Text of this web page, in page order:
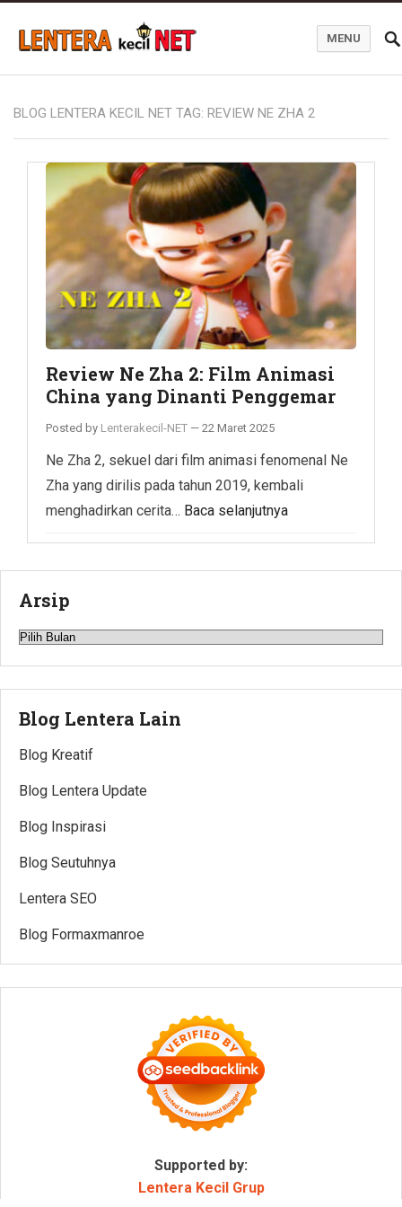
MENU
BLOG LENTERA KECIL NET TAG: REVIEW NE ZHA 2
Review Ne Zha 2: Film Animasi
China yang Dinanti Penggemar
Posted by Lenterakecil-NET — 22 Maret 2025
Ne Zha 2, sekuel dari film animasi fenomenal Ne
Zha yang dirilis pada tahun 2019, kembali
menghadirkan cerita… Baca selanjutnya
Arsip
Arsip
Blog Lentera Lain
Blog Kreatif
Blog Lentera Update
Blog Inspirasi
Blog Seutuhnya
Lentera SEO
Blog Formaxmanroe
Supported by:
Lentera Kecil Grup